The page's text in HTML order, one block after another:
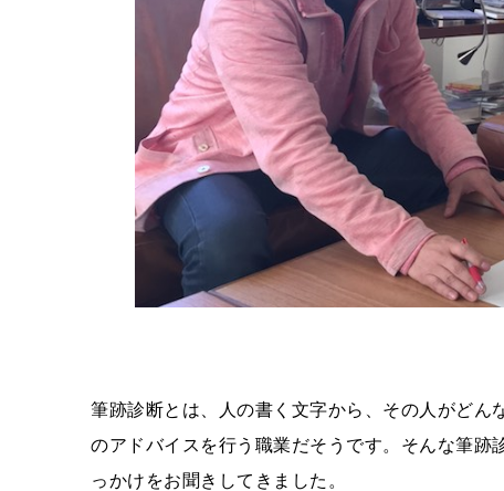
筆跡診断とは、人の書く文字から、その人がど
のアドバイスを行う職業だそうです。そんな筆跡
っかけをお聞きしてきました。